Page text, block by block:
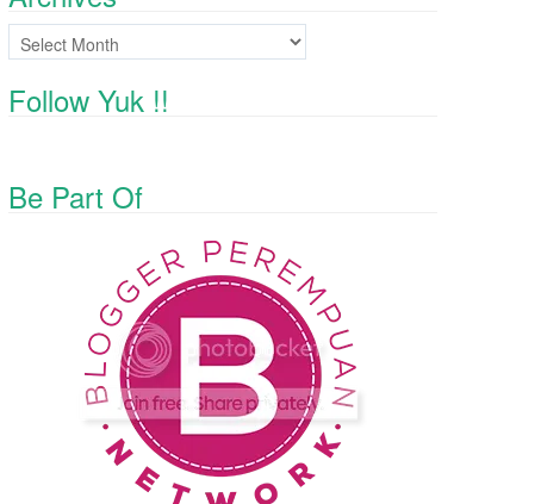
Archives
Follow Yuk !!
Be Part Of